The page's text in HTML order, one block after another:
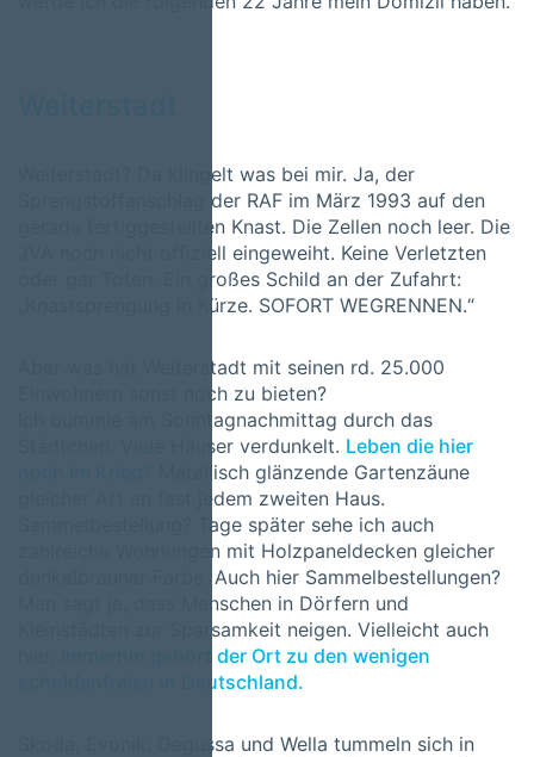
Weiterstadt? Da klingelt was bei mir. Ja, der
Sprengstoffanschlag der RAF im März 1993 auf den
gerade fertiggestellten Knast. Die Zellen noch leer. Die
JVA noch nicht offiziell eingeweiht. Keine Verletzten
oder gar Toten. Ein großes Schild an der Zufahrt:
„Knastsprengung in Kürze. SOFORT WEGRENNEN.“
Aber was hat Weiterstadt mit seinen rd. 25.000
Einwohnern sonst noch zu bieten?
Ich bummle am Sonntagnachmittag durch das
Städtchen. Viele Häuser verdunkelt. Leben die hier
Metallisch glänzende Gartenzäune
gleicher Art an fast jedem zweiten Haus.
Sammelbestellung? Tage später sehe ich auch
zahlreiche Wohnungen mit Holzpaneldecken gleicher
dunkelbrauner Farbe. Auch hier Sammelbestellungen?
Man sagt ja, dass Menschen in Dörfern und
Kleinstädten zur Sparsamkeit neigen. Vielleicht auch
Immerhin gehört der Ort zu den wenigen
schuldenfreien in Deutschland.
Skoda, Evonik, Degussa und Wella tummeln sich in